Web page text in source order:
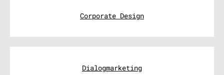
Corporate Design
Dialogmarketing